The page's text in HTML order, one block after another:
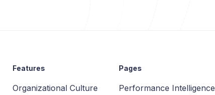
Features
Organizational Culture
Pages
Performance Intelligence